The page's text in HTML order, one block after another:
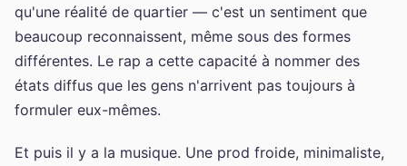
qu'une réalité de quartier — c'est un sentiment que
beaucoup reconnaissent, même sous des formes
différentes. Le rap a cette capacité à nommer des
états diffus que les gens n'arrivent pas toujours à
formuler eux-mêmes.
Et puis il y a la musique. Une prod froide, minimaliste,